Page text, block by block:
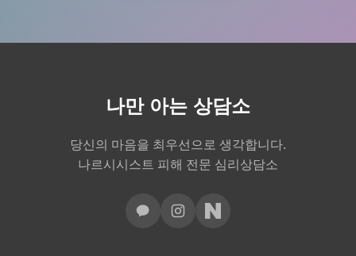
나만 아는 상담소
당신의 마음을 최우선으로 생각합니다.
나르시시스트 피해 전문 심리상담소